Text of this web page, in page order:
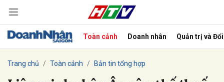
Toàn cảnh Doanh nhân Quản trị và
Trang chủ Toàn cảnh Bản tin tổng hợp